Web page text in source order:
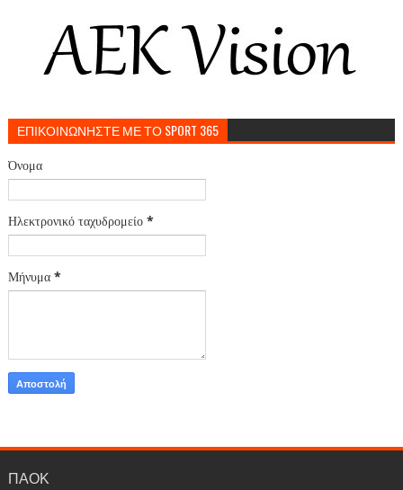
ΕΠΙΚΟΙΝΩΝΗΣΤΕ ΜΕ ΤΟ SPORT 365
Όνομα
Ηλεκτρονικό ταχυδρομείο *
Μήνυμα *
ΠΑΟΚ